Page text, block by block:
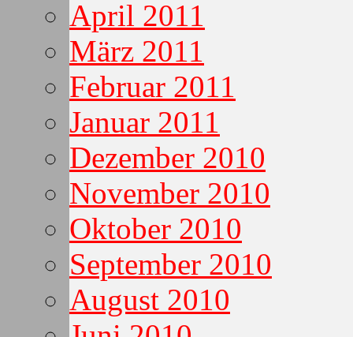
April 2011
März 2011
Februar 2011
Januar 2011
Dezember 2010
November 2010
Oktober 2010
September 2010
August 2010